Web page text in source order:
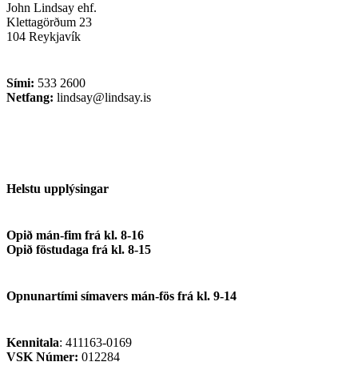
John Lindsay ehf.
Klettagörðum 23
104 Reykjavík
Sími: 533 2600
Netfang: lindsay@lindsay.is
Helstu upplýsingar
Opið mán-fim frá kl. 8-16
Opið föstudaga frá kl. 8-15
Opnunartími símavers mán-fös frá kl. 9-14
Kennitala: 411163-0169
VSK Númer: 012284